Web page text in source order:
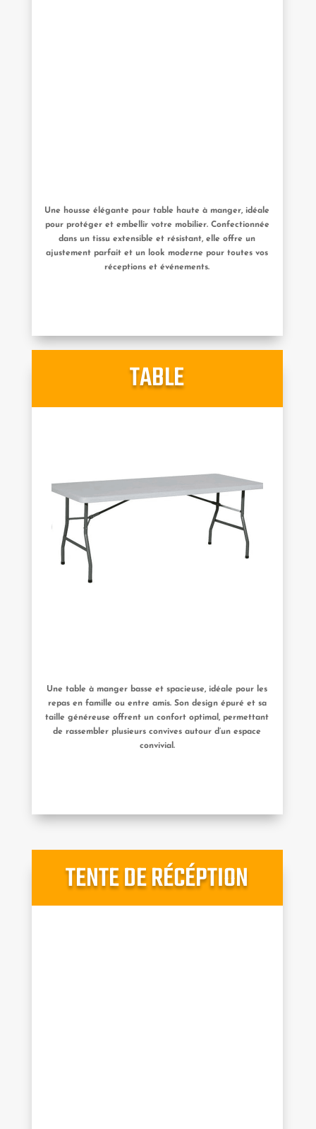
Une housse élégante pour table haute à manger, idéale
pour protéger et embellir votre mobilier. Confectionnée
dans un tissu extensible et résistant, elle offre un
ajustement parfait et un look moderne pour toutes vos
réceptions et événements.
TABLE
Une table à manger basse et spacieuse, idéale pour les
repas en famille ou entre amis. Son design épuré et sa
taille généreuse offrent un confort optimal, permettant
de rassembler plusieurs convives autour d’un espace
convivial.
TENTE DE RÉCÉPTION